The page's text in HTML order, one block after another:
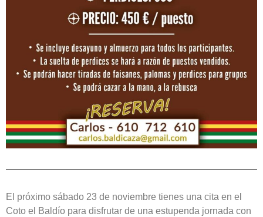
El próximo sábado 23 de noviembre tienes una cita en el
Coto el Baldío para disfrutar de una estupenda jornada con